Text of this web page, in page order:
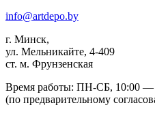
info@artdepo.by
г. Минск,
ул. Мельникайте, 4-409
ст. м. Фрунзенская
Время работы: ПН-СБ, 10:00 —
(по предварительному